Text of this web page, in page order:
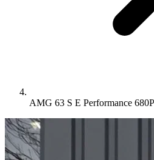
AMG 63 S E Performance